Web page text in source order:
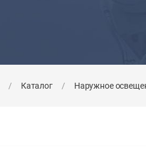
/ Каталог / Наружное